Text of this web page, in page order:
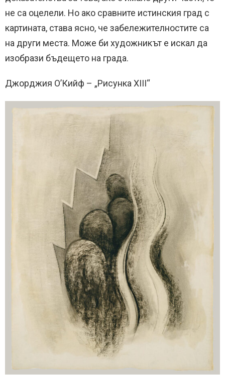
не са оцелели. Но ако сравните истинския град с
картината, става ясно, че забележителностите са
на други места. Може би художникът е искал да
изобрази бъдещето на града.
Джорджия О’Кийф – „Рисунка XIII“